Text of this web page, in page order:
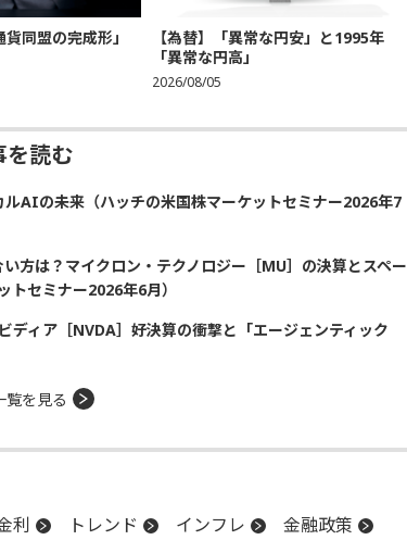
貨同盟の完成形」
【為替】「異常な円安」と1995年
「異常な円高」
2026/08/05
を読む
ルAIの未来（ハッチの米国株マーケットセミナー2026年7
方は？マイクロン・テクノロジー［MU］の決算とスペー
トセミナー2026年6月）
ディア［NVDA］好決算の衝撃と「エージェンティック
覧を見る
利 トレンド インフレ
金融政策